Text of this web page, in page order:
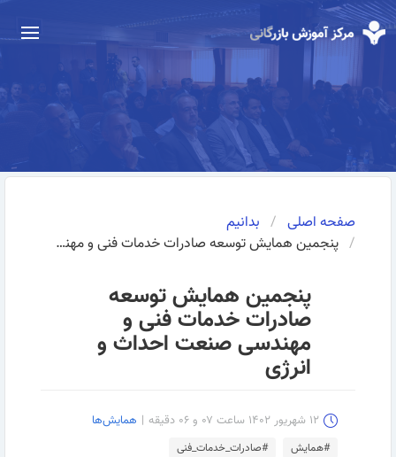
صفحه اصلی
بدانیم
پنجمین همایش توسعه صادرات خدمات فنی و مهندسی صنعت احداث و انرژی
پنجمین همایش توسعه
صادرات خدمات فنی و
مهندسی صنعت احداث و
انرژی
۱۲ شهریور ۱۴۰۲ ساعت ۰۷ و ۰۶ دقیقه | همایش‌ها
#همایش
#صادرات_خدمات_فنی